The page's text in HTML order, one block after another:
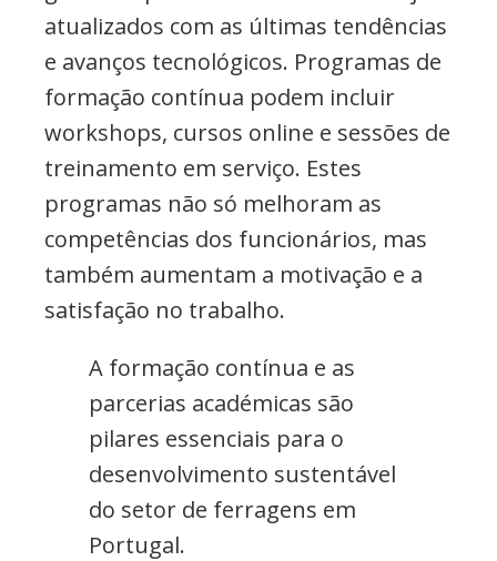
atualizados com as últimas tendências
e avanços tecnológicos. Programas de
formação contínua podem incluir
workshops, cursos online e sessões de
treinamento em serviço. Estes
programas não só melhoram as
competências dos funcionários, mas
também aumentam a motivação e a
satisfação no trabalho.
A formação contínua e as
parcerias académicas são
pilares essenciais para o
desenvolvimento sustentável
do setor de ferragens em
Portugal.